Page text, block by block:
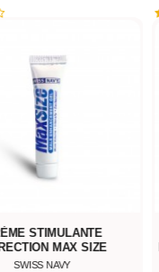
STIMULANTE
MAX SIZE
SWISS NAVY